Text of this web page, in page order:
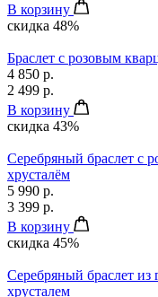
В корзину
скидка 48%
Браслет с розовым
4 850 р.
2 499 р.
В корзину
скидка 43%
Серебряный браслет с
хрусталём
5 990 р.
3 399 р.
В корзину
скидка 45%
Серебряный браслет
хрусталем